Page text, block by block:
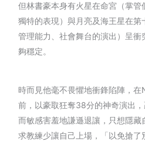
但林書豪本身有火星在命宮（掌
獨特的表現）與月亮及海王星在
管理能力、社會舞台的演出）呈
夠穩定。
時而見他毫不畏懼地衝鋒陷陣，在
前，以豪取狂奪38分的神奇演出
而敏感害羞地謙遜退讓，只想隱
求教練少讓自己上場，「以免搶